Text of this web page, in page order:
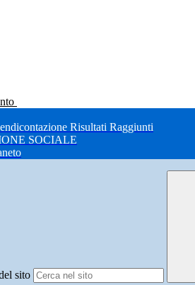
Risultati Raggiunti
SOCIALE
sito